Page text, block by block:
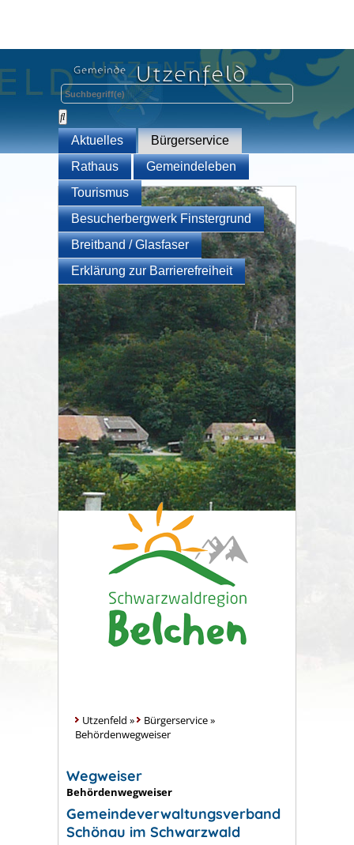
Aktuelles
Bürgerservice
Rathaus
Gemeindeleben
Tourismus
Besucherbergwerk Finstergrund
Breitband / Glasfaser
Erklärung zur Barrierefreiheit
Utzenfeld » Bürgerservice»
Behördenwegweiser
Wegweiser
Behördenwegweiser
Gemeindeverwaltungsverband
Schönau im Schwarzwald